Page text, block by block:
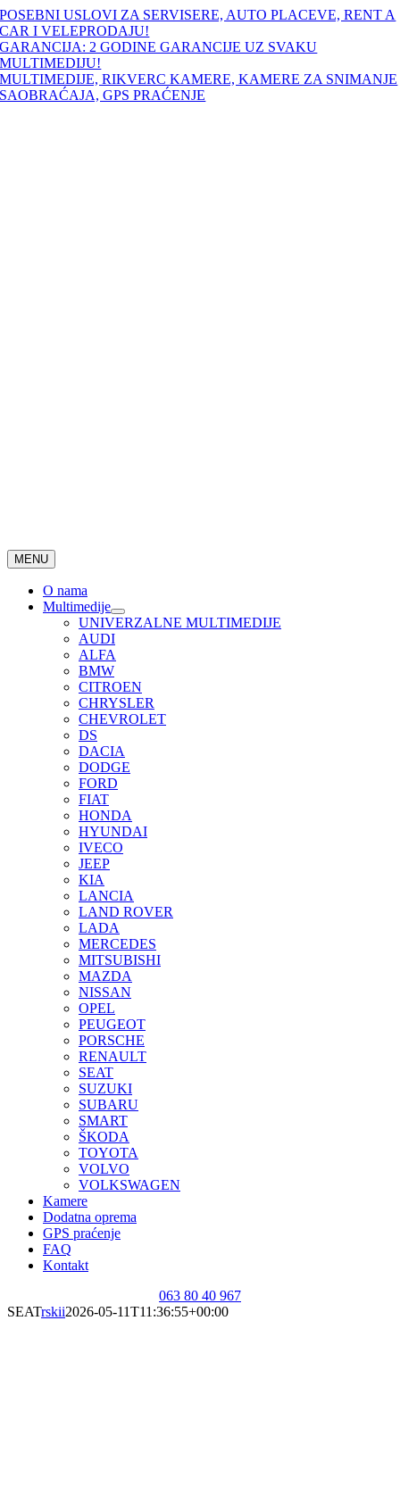
Skip
to
content
POSEBNI USLOVI ZA SERVISERE, AUTO PLACEVE, RENT A
CAR I VELEPRODAJU!
GARANCIJA: 2 GODINE GARANCIJE UZ SVAKU
MULTIMEDIJU!
MULTIMEDIJE, RIKVERC KAMERE, KAMERE ZA SNIMANJE
SAOBRAĆAJA, GPS PRAĆENJE
MENU
O nama
Multimedije
UNIVERZALNE MULTIMEDIJE
AUDI
ALFA
BMW
CITROEN
CHRYSLER
CHEVROLET
DS
DACIA
DODGE
FORD
FIAT
HONDA
HYUNDAI
IVECO
JEEP
KIA
LANCIA
LAND ROVER
LADA
MERCEDES
MITSUBISHI
MAZDA
NISSAN
OPEL
PEUGEOT
PORSCHE
RENAULT
SEAT
SUZUKI
SUBARU
SMART
ŠKODA
TOYOTA
VOLVO
VOLKSWAGEN
Kamere
Dodatna oprema
GPS praćenje
FAQ
Kontakt
063 80 40 967
SEATrskii2026-05-11T11:36:55+00:00